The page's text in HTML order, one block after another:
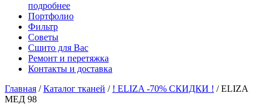
подробнее
Портфолио
Фильтр
Советы
Сшито для Вас
Ремонт и перетяжка
Контакты и доставка
Главная / Каталог тканей / ! ELIZA -70% СКИДКИ ! / ELIZA
МЕД 98